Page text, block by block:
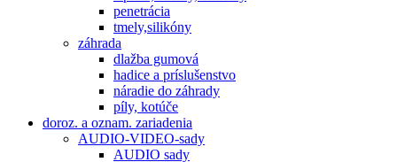
penetrácia
tmely,silikóny
záhrada
dlažba gumová
hadice a príslušenstvo
náradie do záhrady
píly, kotúče
doroz. a oznam. zariadenia
AUDIO-VIDEO-sady
AUDIO sady